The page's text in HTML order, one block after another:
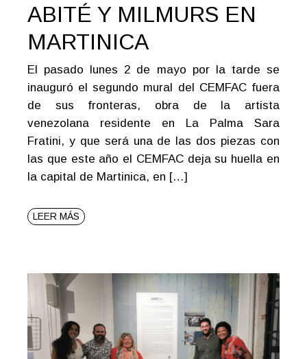
ABITÉ Y MILMURS EN
MARTINICA
El pasado lunes 2 de mayo por la tarde se
inauguró el segundo mural del CEMFAC fuera
de sus fronteras, obra de la artista
venezolana residente en La Palma Sara
Fratini, y que será una de las dos piezas con
las que este año el CEMFAC deja su huella en
la capital de Martinica, en […]
LEER MÁS